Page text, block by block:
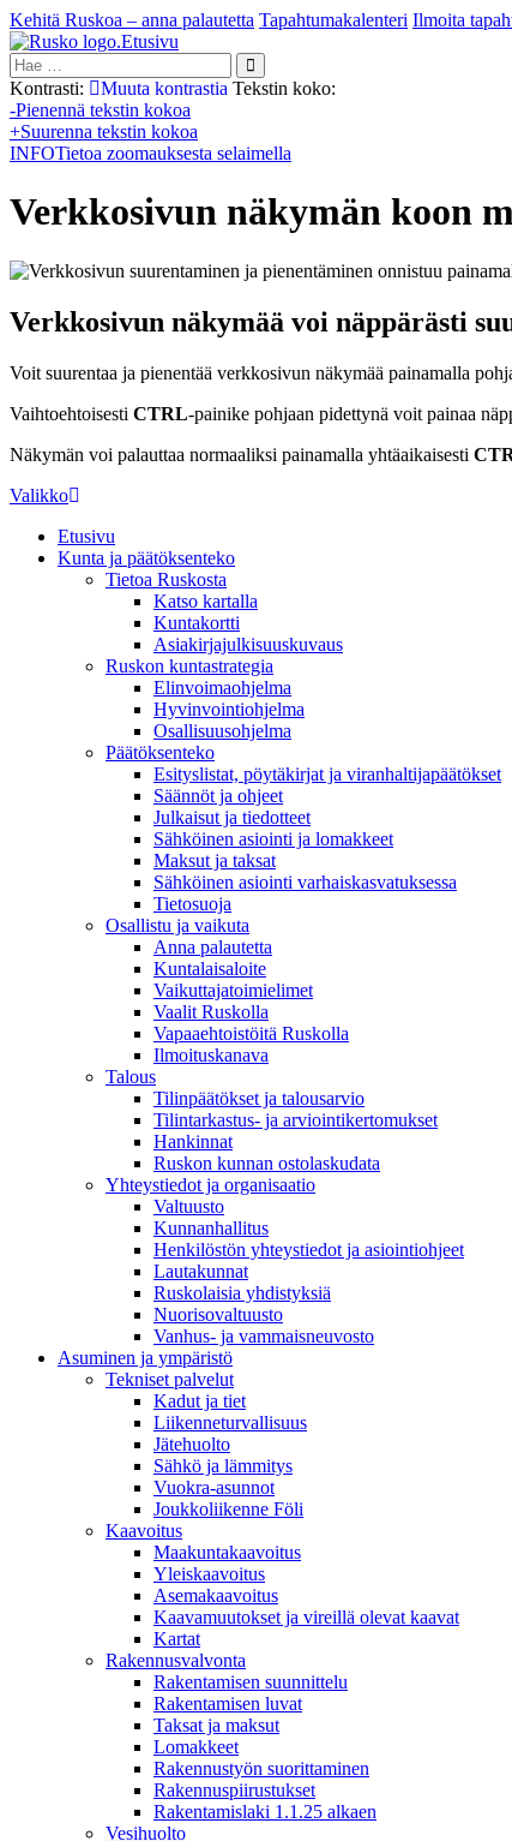
Kehitä Ruskoa – anna palautetta Tapahtumakalenteri Ilmoita
Etusivu
Hae:
Kontrasti:
Muuta kontrastia Tekstin koko:
-Pienennä tekstin kokoa
+Suurenna tekstin kokoa
INFOTietoa zoomauksesta selaimella
Verkkosivun näkymän koon
Verkkosivun näkymää voi näppärästi
Voit suurentaa ja pienentää verkkosivun näkymää painamalla
Vaihtoehtoisesti CTRL-painike pohjaan pidettynä voit painaa
Näkymän voi palauttaa normaaliksi painamalla yhtäaikaisesti
Valikko
Etusivu
Kunta ja päätöksenteko
Tietoa Ruskosta
Katso kartalla
Kuntakortti
Asiakirjajulkisuuskuvaus
Ruskon kuntastrategia
Elinvoimaohjelma
Hyvinvointiohjelma
Osallisuusohjelma
Päätöksenteko
Esityslistat, pöytäkirjat ja viranhaltijapäätökset
Säännöt ja ohjeet
Julkaisut ja tiedotteet
Sähköinen asiointi ja lomakkeet
Maksut ja taksat
Sähköinen asiointi varhaiskasvatuksessa
Tietosuoja
Osallistu ja vaikuta
Anna palautetta
Kuntalaisaloite
Vaikuttajatoimielimet
Vaalit Ruskolla
Vapaaehtoistöitä Ruskolla
Ilmoituskanava
Talous
Tilinpäätökset ja talousarvio
Tilintarkastus- ja arviointikertomukset
Hankinnat
Ruskon kunnan ostolaskudata
Yhteystiedot ja organisaatio
Valtuusto
Kunnanhallitus
Henkilöstön yhteystiedot ja asiointiohjeet
Lautakunnat
Ruskolaisia yhdistyksiä
Nuorisovaltuusto
Vanhus- ja vammaisneuvosto
Asuminen ja ympäristö
Tekniset palvelut
Kadut ja tiet
Liikenneturvallisuus
Jätehuolto
Sähkö ja lämmitys
Vuokra-asunnot
Joukkoliikenne Föli
Kaavoitus
Maakuntakaavoitus
Yleiskaavoitus
Asemakaavoitus
Kaavamuutokset ja vireillä olevat kaavat
Kartat
Rakennusvalvonta
Rakentamisen suunnittelu
Rakentamisen luvat
Taksat ja maksut
Lomakkeet
Rakennustyön suorittaminen
Rakennuspiirustukset
Rakentamislaki 1.1.25 alkaen
Vesihuolto